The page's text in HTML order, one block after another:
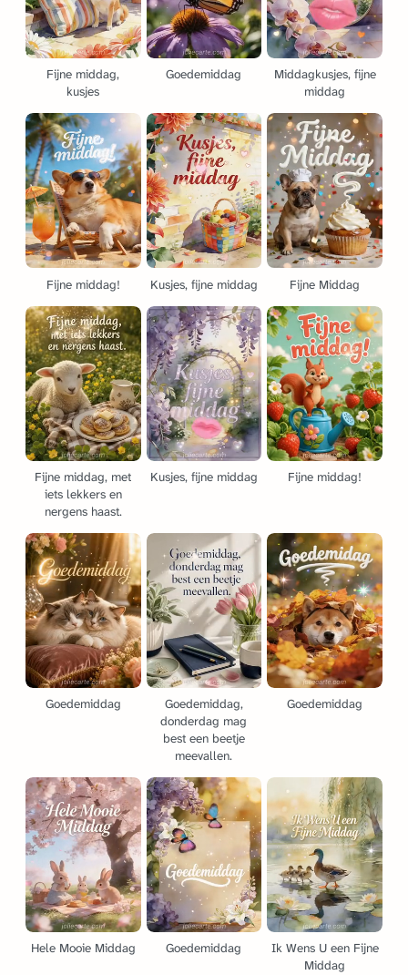
Fijne middag,
kusjes
Goedemiddag
Middagkusjes, fijne
middag
Fijne middag! Kusjes, fijne middag Fijne Middag
Fijne middag, met
iets lekkers en
nergens haast.
Kusjes, fijne middag Fijne middag!
Goedemiddag
Goedemiddag,
donderdag mag
best een beetje
meevallen.
Goedemiddag
Hele Mooie Middag Goedemiddag
Ik Wens U een Fijne
Middag